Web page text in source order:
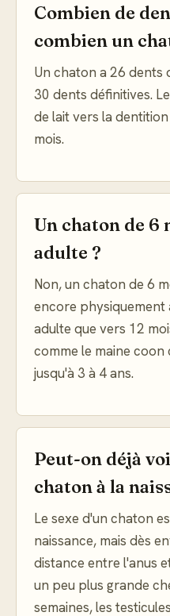
Combien de
combien un
Un chaton a 26 dents
30 dents définitives.
de lait vers la
mois.
Un chaton de 6
adulte ?
Non, un chaton de 6
encore physiquement
adulte que vers 12
comme le maine
jusqu'à 3 à 4 ans.
Peut-on déjà
chaton à la
Le sexe d'un chaton
naissance, mais dès
distance entre l'anus
un peu plus grande
semaines, les